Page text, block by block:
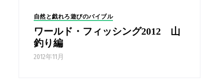
自然と戯れろ遊びのバイブル
ワールド・フィッシング2012 山
釣り編
2012年11月